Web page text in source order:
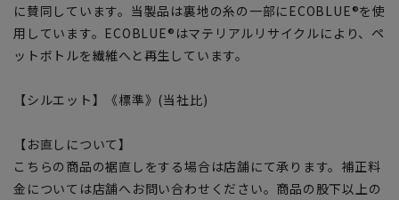
に賛同しています。当製品は裏地の糸の一部にECOBLUE®を使
用しています。ECOBLUE®はマテリアルリサイクルにより、ペ
ットボトルを繊維へと再生しています。
【シルエット】《標準》(当社比)
【お直しについて】
こちらの商品の裾直しをする場合は店舗にて承ります。補正料
金については店舗へお問い合わせください。商品の股下以上の